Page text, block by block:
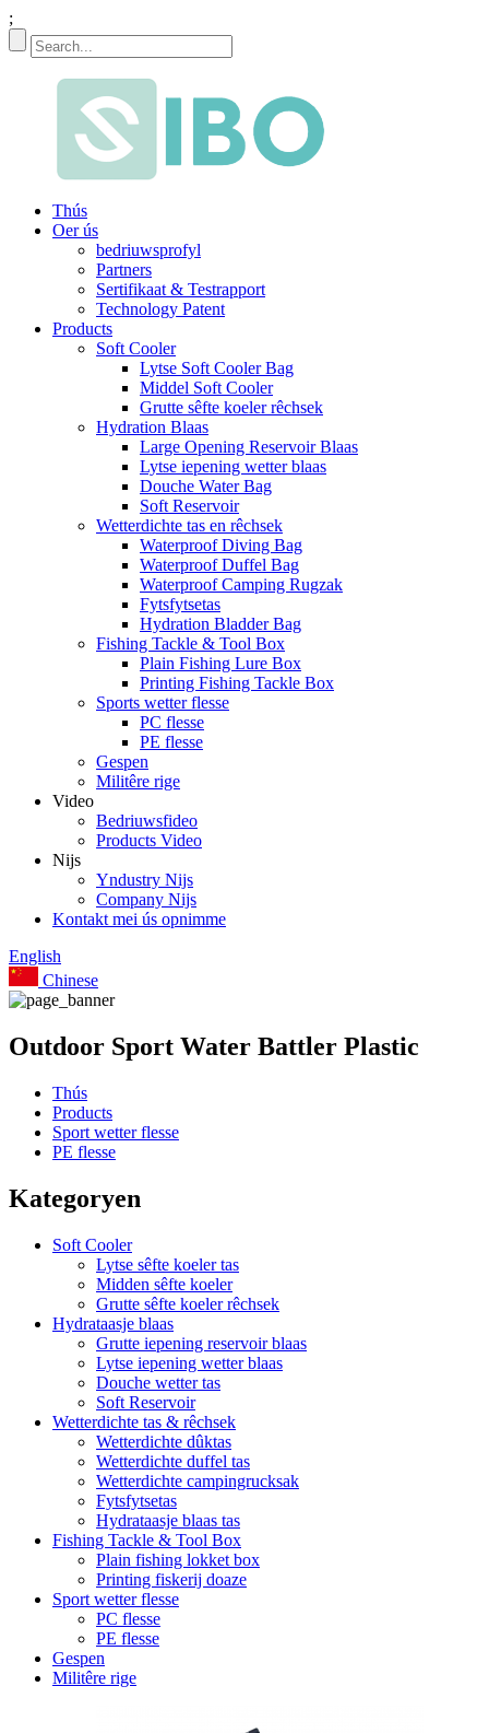
;
Thús
Oer ús
bedriuwsprofyl
Partners
Sertifikaat & Testrapport
Technology Patent
Products
Soft Cooler
Lytse Soft Cooler Bag
Middel Soft Cooler
Grutte sêfte koeler rêchsek
Hydration Blaas
Large Opening Reservoir Blaas
Lytse iepening wetter blaas
Douche Water Bag
Soft Reservoir
Wetterdichte tas en rêchsek
Waterproof Diving Bag
Waterproof Duffel Bag
Waterproof Camping Rugzak
Fytsfytsetas
Hydration Bladder Bag
Fishing Tackle & Tool Box
Plain Fishing Lure Box
Printing Fishing Tackle Box
Sports wetter flesse
PC flesse
PE flesse
Gespen
Militêre rige
Video
Bedriuwsfideo
Products Video
Nijs
Yndustry Nijs
Company Nijs
Kontakt mei ús opnimme
English
Chinese
Outdoor Sport Water Battler Plastic
Thús
Products
Sport wetter flesse
PE flesse
Kategoryen
Soft Cooler
Lytse sêfte koeler tas
Midden sêfte koeler
Grutte sêfte koeler rêchsek
Hydrataasje blaas
Grutte iepening reservoir blaas
Lytse iepening wetter blaas
Douche wetter tas
Soft Reservoir
Wetterdichte tas & rêchsek
Wetterdichte dûktas
Wetterdichte duffel tas
Wetterdichte campingrucksak
Fytsfytsetas
Hydrataasje blaas tas
Fishing Tackle & Tool Box
Plain fishing lokket box
Printing fiskerij doaze
Sport wetter flesse
PC flesse
PE flesse
Gespen
Militêre rige